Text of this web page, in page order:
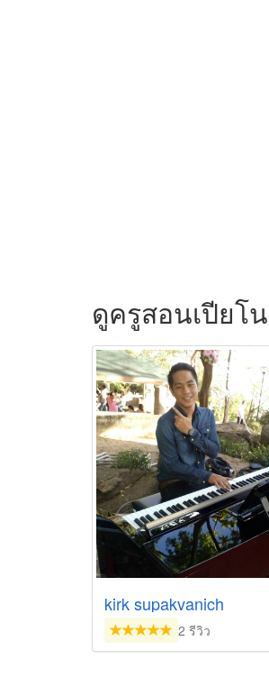
ดูครูสอนเปียโ
kirk supakvanich
2 รีวิว